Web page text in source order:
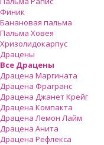
Финик
Банановая пальма
Пальма Ховея
Хризолидокарпус
Драцены
Все Драцены
Драцена Маргината
Драцена Фрагранс
Драцена Джанет Крейг
Драцена Компакта
Драцена Лемон Лайм
Драцена Анита
Драцена Рефлекса